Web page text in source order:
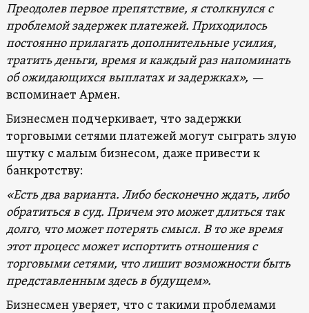
Преодолев первое препятствие, я столкнулся с
проблемой задержек платежей. Приходилось
постоянно прилагать дополнительные усилия,
тратить деньги, время и каждый раз напоминать
об ожидающихся выплатах и задержках», —
вспоминает Армен.
Бизнесмен подчеркивает, что задержки
торговыми сетями платежей могут сыграть злую
шутку с малым бизнесом, даже привести к
банкротству:
«Есть два варианта. Либо бесконечно ждать, либо
обратиться в суд. Причем это может длиться так
долго, что может потерять смысл. В то же время
этот процесс может испортить отношения с
торговыми сетями, что лишит возможности быть
представленным здесь в будущем».
Бизнесмен уверяет, что с такими проблемами